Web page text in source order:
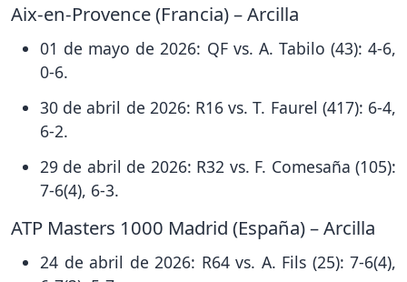
Aix-en-Provence (Francia) – Arcilla
01 de mayo de 2026: QF vs. A. Tabilo (43): 4-6,
0-6.
30 de abril de 2026: R16 vs. T. Faurel (417): 6-4,
6-2.
29 de abril de 2026: R32 vs. F. Comesaña (105):
7-6(4), 6-3.
ATP Masters 1000 Madrid (España) – Arcilla
24 de abril de 2026: R64 vs. A. Fils (25): 7-6(4),